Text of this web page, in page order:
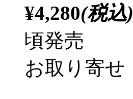
¥4,280(税込)
頃発売
お取り寄せ